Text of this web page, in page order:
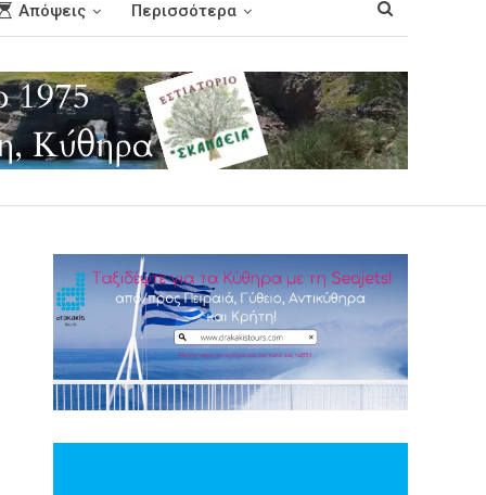
Απόψεις Περισσότερα